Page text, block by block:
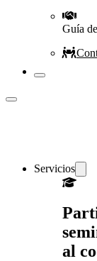
Guía
Servicios
al